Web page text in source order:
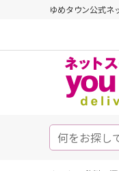
ゆめタウン公式ネ